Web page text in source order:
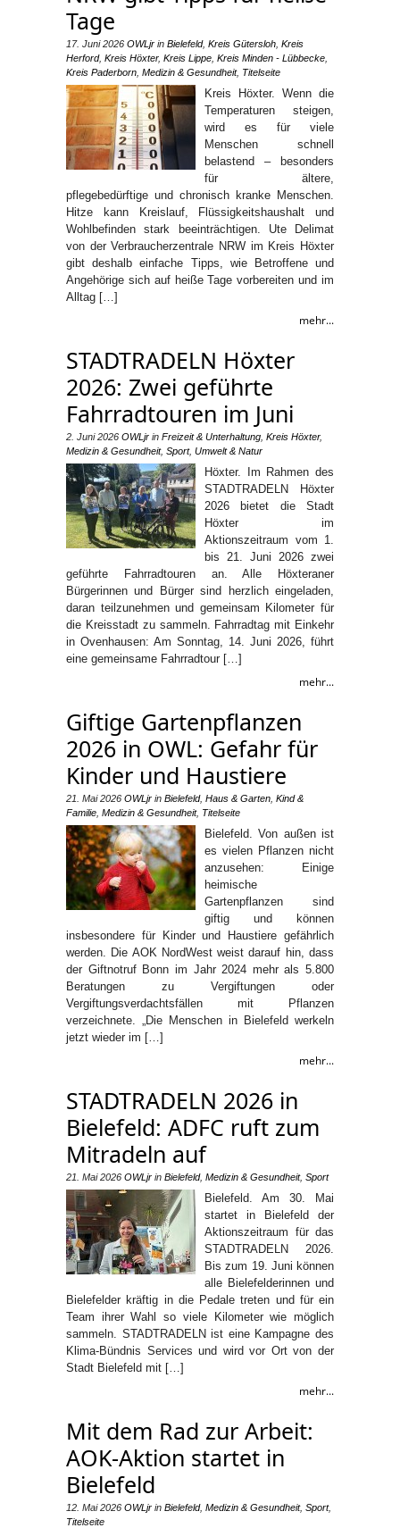
Tage
17. Juni 2026 OWLjr in Bielefeld, Kreis Gütersloh Kreis
Herford, Kreis Höxter, Kreis Lippe Kreis Minden - Lübbecke
Kreis Paderborn Medizin & Gesundheit, Titelseite
Kreis Höxter. Wenn die
Temperaturen steigen,
wird es für viele
Menschen schnell
belastend – besonders
für ältere,
pflegebedürftige und chronisch kranke Menschen.
Hitze kann Kreislauf, Flüssigkeitshaushalt und
Wohlbefinden stark beeinträchtigen. Ute Delimat
von der Verbraucherzentrale NRW im Kreis Höxter
gibt deshalb einfache Tipps, wie Betroffene und
Angehörige sich auf heiße Tage vorbereiten und im
Alltag […]
mehr...
STADTRADELN Höxter
2026: Zwei geführte
Fahrradtouren im Juni
2. Juni 2026 OWLjr in Freizeit & Unterhaltung Kreis Höxter,
Medizin & Gesundheit, Sport, Umwelt & Natur
Höxter. Im Rahmen des
STADTRADELN Höxter
2026 bietet die Stadt
Höxter im
Aktionszeitraum vom 1.
bis 21. Juni 2026 zwei
geführte Fahrradtouren an. Alle Höxteraner
Bürgerinnen und Bürger sind herzlich eingeladen,
daran teilzunehmen und gemeinsam Kilometer für
die Kreisstadt zu sammeln. Fahrradtag mit Einkehr
in Ovenhausen: Am Sonntag, 14. Juni 2026, führt
eine gemeinsame Fahrradtour […]
mehr...
Giftige Gartenpflanzen
2026 in OWL: Gefahr für
Kinder und Haustiere
21. Mai 2026 OWLjr in Bielefeld, Haus & Garten Kind &
Familie Medizin & Gesundheit, Titelseite
Bielefeld. Von außen ist
es vielen Pflanzen nicht
anzusehen: Einige
heimische
Gartenpflanzen sind
giftig und können
insbesondere für Kinder und Haustiere gefährlich
werden. Die AOK NordWest weist darauf hin, dass
der Giftnotruf Bonn im Jahr 2024 mehr als 5.800
Beratungen zu Vergiftungen oder
Vergiftungsverdachtsfällen mit Pflanzen
verzeichnete. „Die Menschen in Bielefeld werkeln
jetzt wieder im […]
mehr...
STADTRADELN 2026 in
Bielefeld: ADFC ruft zum
Mitradeln auf
21. Mai 2026 OWLjr in Bielefeld, Medizin & Gesundheit, Sport
Bielefeld. Am 30. Mai
startet in Bielefeld der
Aktionszeitraum für das
STADTRADELN 2026.
Bis zum 19. Juni können
alle Bielefelderinnen und
Bielefelder kräftig in die Pedale treten und für ein
Team ihrer Wahl so viele Kilometer wie möglich
sammeln. STADTRADELN ist eine Kampagne des
Klima-Bündnis Services und wird vor Ort von der
Stadt Bielefeld mit […]
mehr...
Mit dem Rad zur Arbeit:
AOK-Aktion startet in
Bielefeld
12. Mai 2026 OWLjr in Bielefeld, Medizin & Gesundheit, Sport,
Titelseite